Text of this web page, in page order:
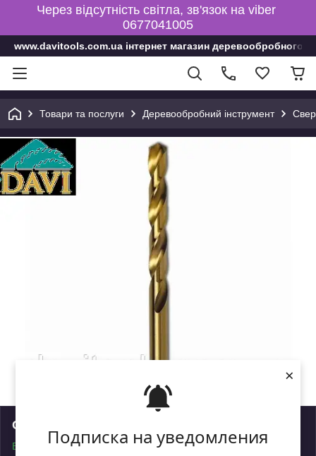
Подписка на уведомления
×
Через відсутність світла, зв'язок на viber
0677041005
www.davitools.com.ua інтернет магазин деревообробного
Товари та послуги Деревообробний інструмент
Свердло Атака мет. 11мм 5шт (уп.)
В наявності